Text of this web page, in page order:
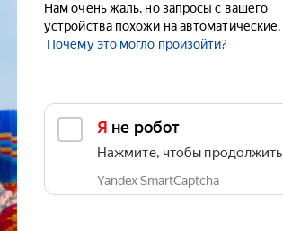
Нам очень жаль, но запросы с вашего
устройства похожи на автоматические.
Почему это могло произойти?
Я не робот
Нажмите, чтобы продолжить
Yandex SmartCaptcha